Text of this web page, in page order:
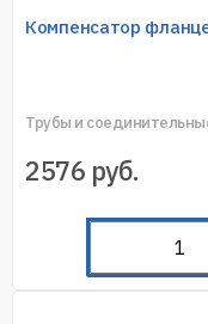
Компенсатор
Трубы и
2576 руб.